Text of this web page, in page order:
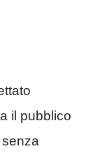
il pubblico